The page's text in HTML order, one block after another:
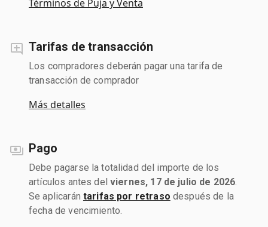
Términos de Puja y Venta
Tarifas de transacción
Los compradores deberán pagar una tarifa de
transacción de comprador
Más detalles
Pago
Debe pagarse la totalidad del importe de los
artículos antes del viernes, 17 de julio de 2026
Se aplicarán tarifas por retraso después de la
fecha de vencimiento.